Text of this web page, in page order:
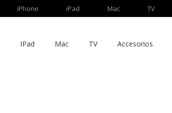
iPhone iPad Mac TV
IPad Mac TV Accesorios